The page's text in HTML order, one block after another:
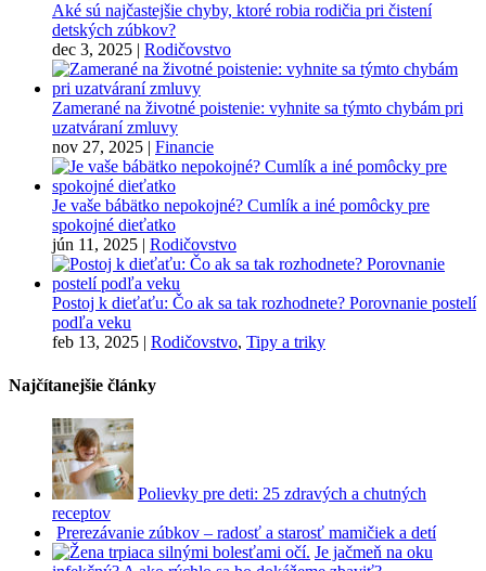
Aké sú najčastejšie chyby, ktoré robia rodičia pri čistení
detských zúbkov?
dec 3, 2025 | Rodičovstvo
Zamerané na životné poistenie: vyhnite sa týmto chybám pri
uzatváraní zmluvy
nov 27, 2025 | Financie
Je vaše bábätko nepokojné? Cumlík a iné pomôcky pre
spokojné dieťatko
jún 11, 2025 | Rodičovstvo
Postoj k dieťaťu: Čo ak sa tak rozhodnete? Porovnanie postelí
podľa veku
feb 13, 2025 | Rodičovstvo, Tipy a triky
Najčítanejšie články
Polievky pre deti: 25 zdravých a chutných
receptov
Prerezávanie zúbkov – radosť a starosť mamičiek a detí
Je jačmeň na oku